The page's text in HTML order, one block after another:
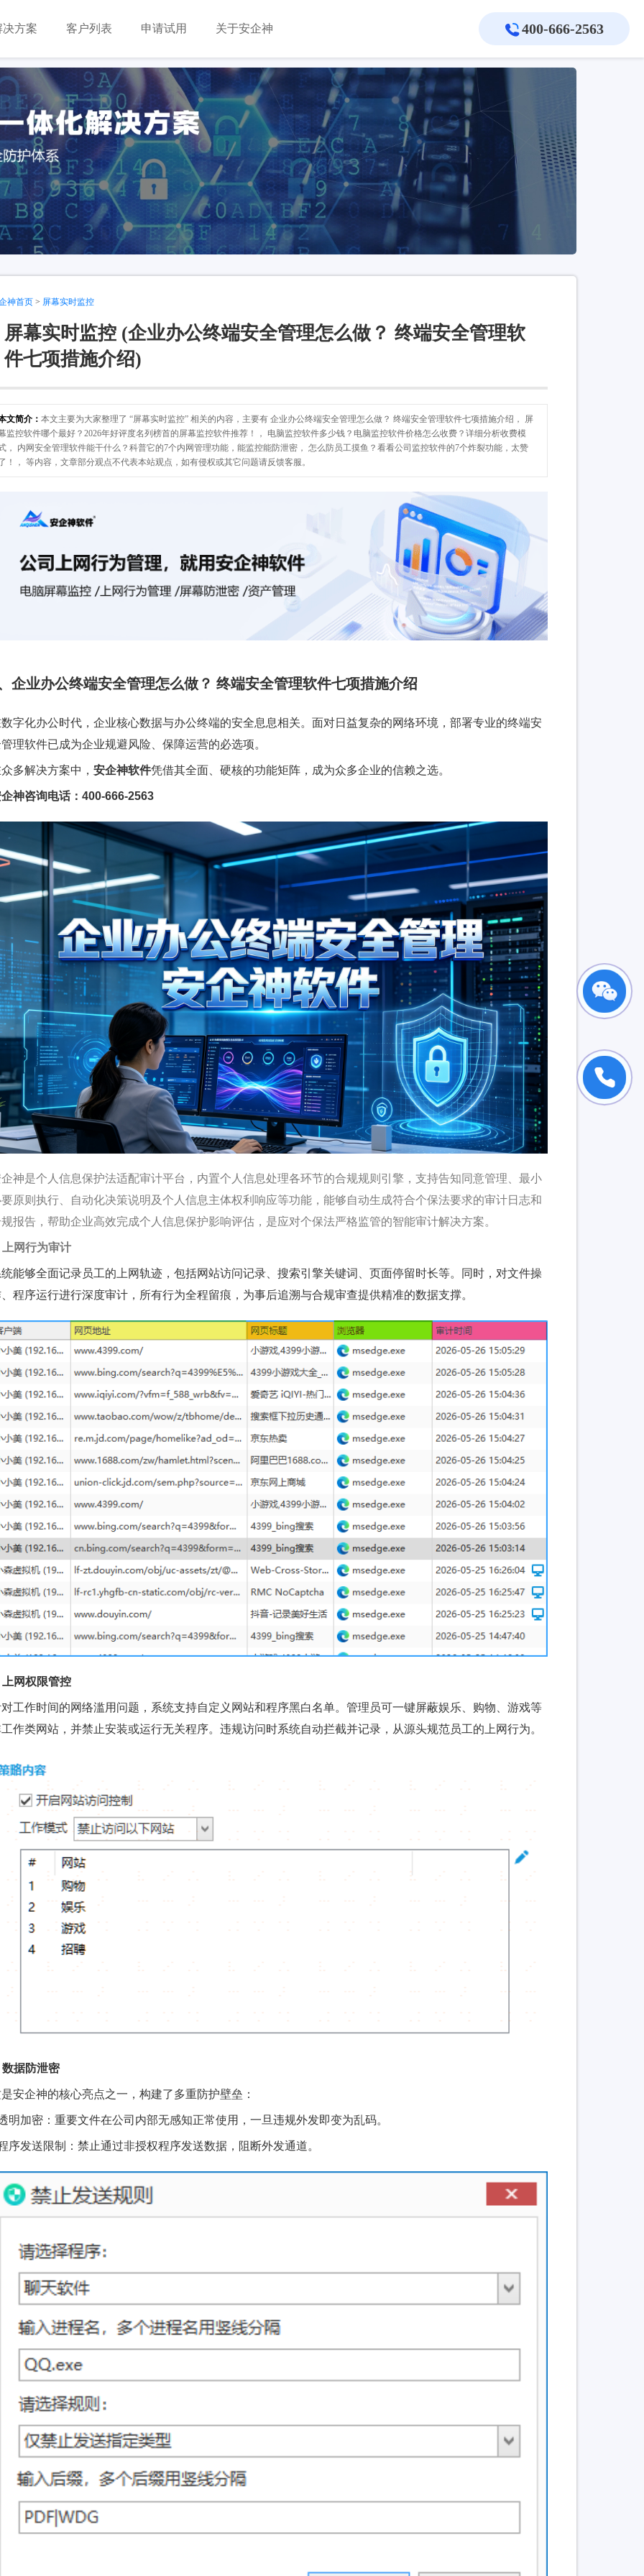
决方案 客户列表 申请试用 关于安企神 400-666-2563
神首页 > 屏幕实时监控
屏幕实时监控 (企业办公终端安全管理怎么做？ 终端安全管理软
件七项措施介绍)
文简介：本文主要为大家整理了 “屏幕实时监控” 相关的内容，主要有 企业办公终端安全管理怎么做？ 终端安全管理软件七项措施介绍， 屏
监控软件哪个最好？2026年好评度名列榜首的屏幕监控软件推荐！， 电脑监控软件多少钱？电脑监控软件价格怎么收费？详细分析收费模
， 内网安全管理软件能干什么？科普它的7个内网管理功能，能监控能防泄密， 怎么防员工摸鱼？看看公司监控软件的7个炸裂功能，太赞
！， 等内容，文章部分观点不代表本站观点，如有侵权或其它问题请反馈客服。
企业办公终端安全管理怎么做？ 终端安全管理软件七项措施介绍
字化办公时代，企业核心数据与办公终端的安全息息相关。面对日益复杂的网络环境，部署专业的终端安
理软件已成为企业规避风险、保障运营的必选项。
多解决方案中，安企神软件凭借其全面、硬核的功能矩阵，成为众多企业的信赖之选。
神咨询电话：400-666-2563
神是个人信息保护法适配审计平台，内置个人信息处理各环节的合规规则引擎，支持告知同意管理、最小
原则执行、自动化决策说明及个人信息主体权利响应等功能，能够自动生成符合个保法要求的审计日志和
报告，帮助企业高效完成个人信息保护影响评估，是应对个保法严格监管的智能审计解决方案。
上网行为审计
能够全面记录员工的上网轨迹，包括网站访问记录、搜索引擎关键词、页面停留时长等。同时，对文件操
程序运行进行深度审计，所有行为全程留痕，为事后追溯与合规审查提供精准的数据支撑。
上网权限管控
工作时间的网络滥用问题，系统支持自定义网站和程序黑白名单。管理员可一键屏蔽娱乐、购物、游戏等
作类网站，并禁止安装或运行无关程序。违规访问时系统自动拦截并记录，从源头规范员工的上网行为。
数据防泄密
安企神的核心亮点之一，构建了多重防护壁垒：
明加密：重要文件在公司内部无感知正常使用，一旦违规外发即变为乱码。
序发送限制：禁止通过非授权程序发送数据，阻断外发通道。